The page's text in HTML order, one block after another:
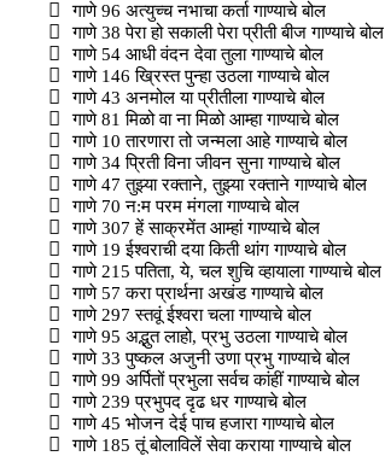
गाणे 96 अत्युच्च नभाचा कर्ता गाण्याचे बोल
गाणे 38 पेरा हो सकाली पेरा प्रीती बीज गाण्याचे बोल
गाणे 54 आधी वंदन देवा तुला गाण्याचे बोल
गाणे 146 ख्रिस्त पुन्हा उठला गाण्याचे बोल
गाणे 43 अनमोल या प्रीतीला गाण्याचे बोल
गाणे 81 मिळो वा ना मिळो आम्हा गाण्याचे बोल
गाणे 10 तारणारा तो जन्मला आहे गाण्याचे बोल
गाणे 34 प्रिती विना जीवन सुना गाण्याचे बोल
गाणे 47 तुझ्या रक्ताने, तुझ्या रक्ताने गाण्याचे बोल
गाणे 70 न:म परम मंगला गाण्याचे बोल
गाणे 307 हें साक्रमेंत आम्हां गाण्याचे बोल
गाणे 19 ईश्वराची दया किती थांग गाण्याचे बोल
गाणे 215 पतिता, ये, चल शुचि व्हायाला गाण्याचे बोल
गाणे 57 करा प्रार्थना अखंड गाण्याचे बोल
गाणे 297 स्तवूं ईश्वरा चला गाण्याचे बोल
गाणे 95 अद्भुत लाहो, प्रभु उठला गाण्याचे बोल
गाणे 33 पुष्कल अजुनी उणा प्रभु गाण्याचे बोल
गाणे 99 अर्पितों प्रभुला सर्वच कांहीं गाण्याचे बोल
गाणे 239 प्रभुपद दृढ धर गाण्याचे बोल
गाणे 45 भोजन देई पाच हजारा गाण्याचे बोल
गाणे 185 तूं बोलाविलें सेवा कराया गाण्याचे बोल